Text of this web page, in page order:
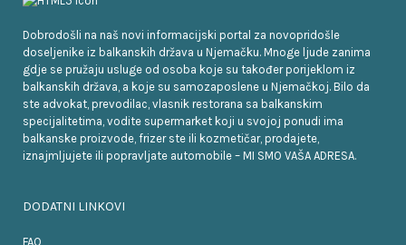
Dobrodošli na naš novi informacijski portal za novopridošle
doseljenike iz balkanskih država u Njemačku. Mnoge ljude zanima
gdje se pružaju usluge od osoba koje su također porijeklom iz
balkanskih država, a koje su samozaposlene u Njemačkoj. Bilo da
ste advokat, prevodilac, vlasnik restorana sa balkanskim
specijalitetima, vodite supermarket koji u svojoj ponudi ima
balkanske proizvode, frizer ste ili kozmetičar, prodajete,
iznajmljujete ili popravljate automobile – MI SMO VAŠA ADRESA.
DODATNI LINKOVI
FAQ